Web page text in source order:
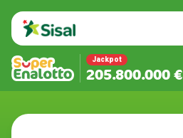
Jackpot
205.800.000 €